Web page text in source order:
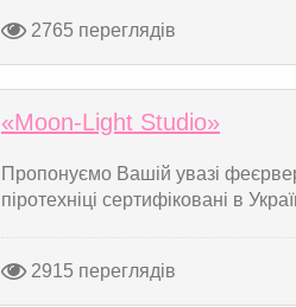
2765 переглядів
«Moon-Light Studio»
Пропонуємо Вашій увазі
піротехніці сертифіковані в
2915 переглядів